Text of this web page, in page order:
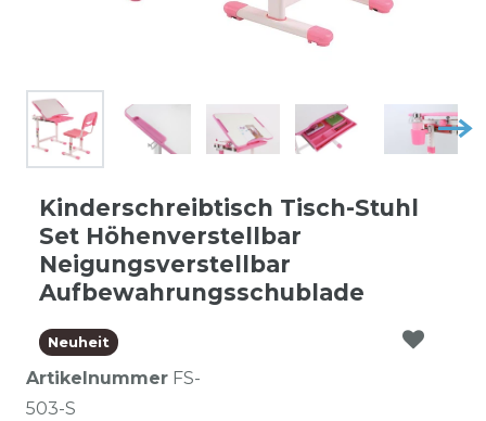
Kinderschreibtisch Tisch-Stuhl
Set Höhenverstellbar
Neigungsverstellbar
Aufbewahrungsschublade
Neuheit
Artikelnummer FS-
503-S